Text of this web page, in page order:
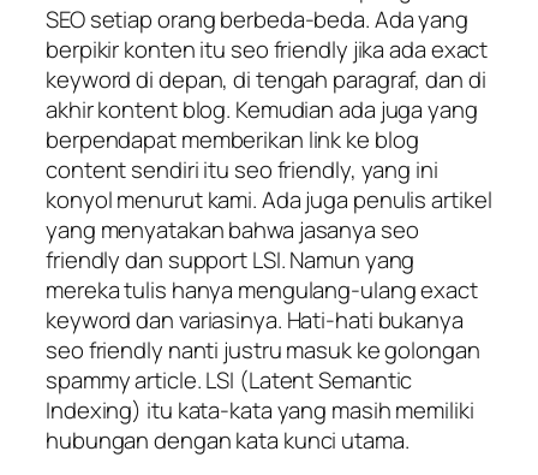
SEO setiap orang berbeda-beda. Ada yang
berpikir konten itu seo friendly jika ada exact
keyword di depan, di tengah paragraf, dan di
akhir kontent blog. Kemudian ada juga yang
berpendapat memberikan link ke blog
content sendiri itu seo friendly, yang ini
konyol menurut kami. Ada juga penulis artikel
yang menyatakan bahwa jasanya seo
friendly dan support LSI. Namun yang
mereka tulis hanya mengulang-ulang exact
keyword dan variasinya. Hati-hati bukanya
seo friendly nanti justru masuk ke golongan
spammy article. LSI (Latent Semantic
Indexing) itu kata-kata yang masih memiliki
hubungan dengan kata kunci utama.